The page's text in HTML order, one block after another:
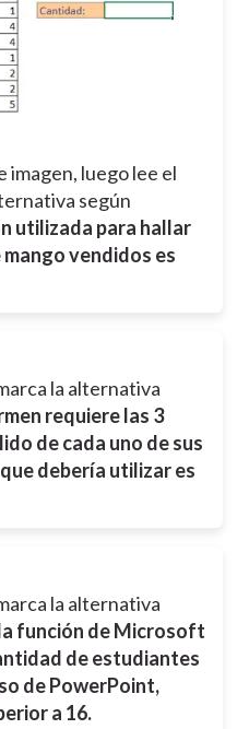
imagen, luego lee el
según
utilizada para hallar
vendidos es
la alternativa
requiere las 3
de cada uno de sus
debería utilizar es
la alternativa
función de Microsoft
de estudiantes
de PowerPoint,
a 16.